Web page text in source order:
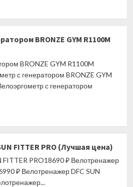
BRONZE GYM R1100M
BRONZE GYM R1100M
с генератором BRONZE GYM
с генератором
FITTER PRO (Лучшая цена)
FITTER PRO18690 ₽ Велотренажер
₽ Велотренажер DFC SUN